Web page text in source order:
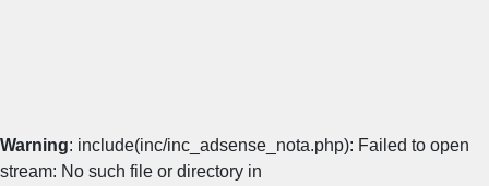
Warning: include(inc/inc_adsense_nota.php): Failed to open
stream: No such file or directory in